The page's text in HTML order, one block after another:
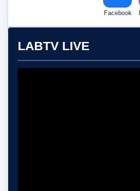
Facebook
LABTV LIVE